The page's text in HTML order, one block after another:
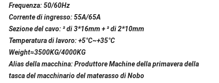
Frequenza: 50/60Hz
Corrente di ingresso: 55A/65A
Sezione del cavo: ² di 3*16mm + ² di 2*10mm
Temperatura di lavoro: +5°C~+35°C
Weight≈3500KG/4000KG
Alias della macchina: Produttore Machine della primavera della
tasca del macchinario del materasso di Nobo